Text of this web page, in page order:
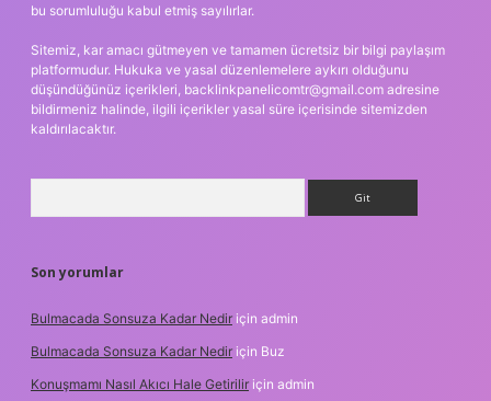
bu sorumluluğu kabul etmiş sayılırlar.
Sitemiz, kar amacı gütmeyen ve tamamen ücretsiz bir bilgi paylaşım
platformudur. Hukuka ve yasal düzenlemelere aykırı olduğunu
düşündüğünüz içerikleri, backlinkpanelicomtr@gmail.com adresine
bildirmeniz halinde, ilgili içerikler yasal süre içerisinde sitemizden
kaldırılacaktır.
Son yorumlar
Bulmacada Sonsuza Kadar Nedir için admin
Bulmacada Sonsuza Kadar Nedir için Buz
Konuşmamı Nasıl Akıcı Hale Getirilir için admin